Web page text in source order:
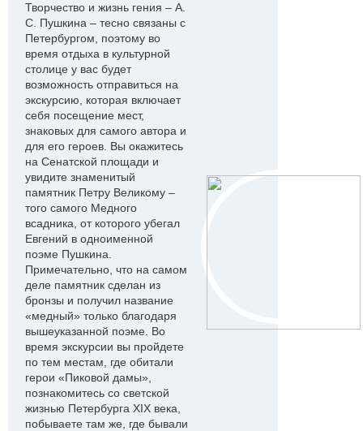
Творчество и жизнь гения – А.
С. Пушкина – тесно связаны с
Петербургом, поэтому во
время отдыха в культурной
столице у вас будет
возможность отправиться на
экскурсию, которая включает
себя посещение мест,
знаковых для самого автора и
для его героев. Вы окажитесь
на Сенатской площади и
увидите знаменитый
памятник Петру Великому –
того самого Медного
всадника, от которого убегал
Евгений в одноименной
поэме Пушкина.
Примечательно, что на самом
деле памятник сделан из
бронзы и получил название
«медный» только благодаря
вышеуказанной поэме. Во
время экскурсии вы пройдете
по тем местам, где обитали
герои «Пиковой дамы»,
познакомитесь со светской
жизнью Петербурга XIX века,
побываете там же, где бывали